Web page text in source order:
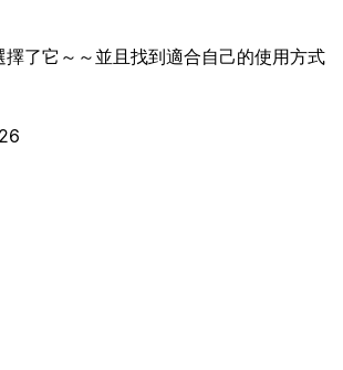
了它～～並且找到適合自己的使用方式